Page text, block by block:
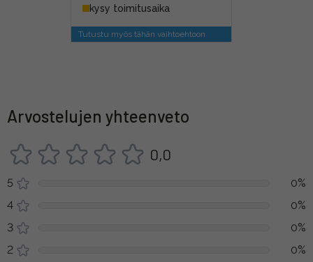
kysy toimitusaika
Tutustu myös tähän vaihtoehtoon
Arvostelujen yhteenveto
0,0
5
0%
4
0%
3
0%
2
0%